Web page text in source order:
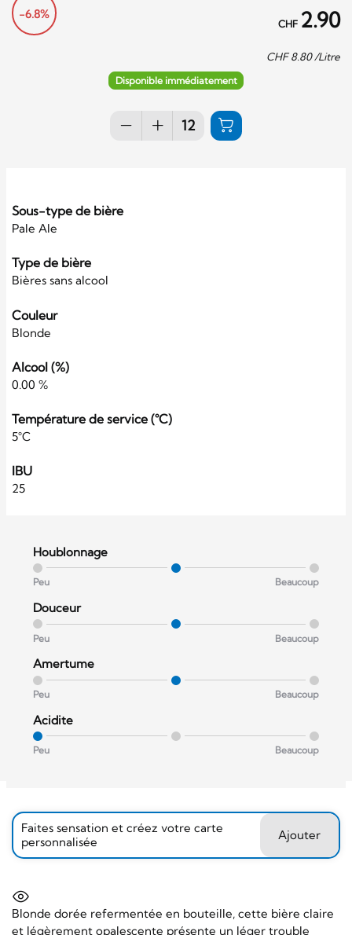
-6.8%
CHF 2.90
CHF8.80/Litre
Disponible immédiatement
Sous-type de bière
Pale Ale
Type de bière
Bières sans alcool
Couleur
Blonde
Alcool (%)
0.00 %
Température de service (°C)
5°C
IBU
25
Houblonnage
Peu Beaucoup
Douceur
Peu Beaucoup
Amertume
Peu Beaucoup
Acidite
Peu Beaucoup
Faites sensation et créez votre carte
personnalisée
Ajouter
Blonde dorée refermentée en bouteille, cette bière claire
et légèrement opalescente présente un léger trouble